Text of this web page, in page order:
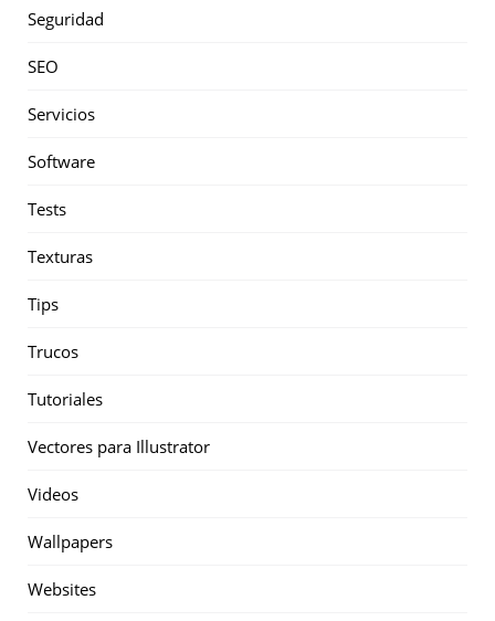
Seguridad
SEO
Servicios
Software
Tests
Texturas
Tips
Trucos
Tutoriales
Vectores para Illustrator
Videos
Wallpapers
Websites